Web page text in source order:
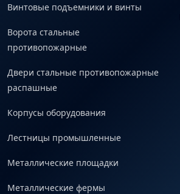
Винтовые подъемники и винты
Ворота стальные
противопожарные
Двери стальные противопожарные
распашные
Корпусы оборудования
Лестницы промышленные
Металлические площадки
Металлические фермы